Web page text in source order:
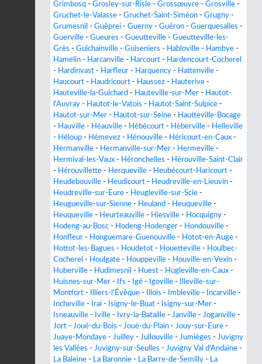
Grimbosq - Grosley-sur-Risle - Grossœuvre - Grosville -
Gruchet-le-Valasse - Gruchet-Saint-Siméon - Grugny -
Grumesnil - Guêprei - Guerny - Guéron - Guerquesalles -
Guerville - Gueures - Gueutteville - Gueutteville-les-
Grès - Guichainville - Guiseniers - Habloville - Hambye -
Hamelin - Harcanville - Harcourt - Hardencourt-Cocherel
- Hardinvast - Harfleur - Harquency - Hattenville -
Haucourt - Haudricourt - Haussez - Hauterive -
Hauteville-la-Guichard - Hauteville-sur-Mer - Hautot-
l'Auvray - Hautot-le-Vatois - Hautot-Saint-Sulpice -
Hautot-sur-Mer - Hautot-sur-Seine - Hautteville-Bocage
- Hauville - Héauville - Hébécourt - Héberville - Helleville
- Héloup - Hémevez - Hénouville - Héricourt-en-Caux -
Hermanville - Hermanville-sur-Mer - Hermeville -
Hermival-les-Vaux - Héronchelles - Hérouville-Saint-Clair
- Hérouvillette - Herqueville - Heubécourt-Haricourt -
Heudebouville - Heudicourt - Heudreville-en-Lieuvin -
Heudreville-sur-Eure - Heugleville-sur-Scie -
Heugueville-sur-Sienne - Heuland - Heuqueville -
Heuqueville - Heurteauville - Hiesville - Hocquigny -
Hodeng-au-Bosc - Hodeng-Hodenger - Hondouville -
Honfleur - Honguemare-Guenouville - Hotot-en-Auge -
Hottot-les-Bagues - Houdetot - Houetteville - Houlbec-
Cocherel - Houlgate - Houppeville - Houville-en-Vexin -
Huberville - Hudimesnil - Huest - Hugleville-en-Caux -
Huisnes-sur-Mer - Ifs - Igé - Igoville -
Illeville-sur-
Montfort - Illiers-l'Évêque - Illois - Imbleville - Incarville -
Incheville - Irai - Isigny-le-Buat - Isigny-sur-Mer -
Isneauville - Iville - Ivry-la-Bataille - Janville - Joganville -
Jort - Joué-du-Bois - Joué-du-Plain - Jouy-sur-Eure -
Juaye-Mondaye - Juilley - Jullouville - Jumièges - Juvigny
les Vallées - Juvigny-sur-Seulles - Juvigny Val d'Andaine -
La Baleine - La Baronnie - La Barre-de-Semilly - La